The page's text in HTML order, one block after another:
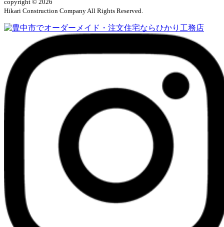
copyright © 2026
Hikari Construction Company All Rights Reserved.